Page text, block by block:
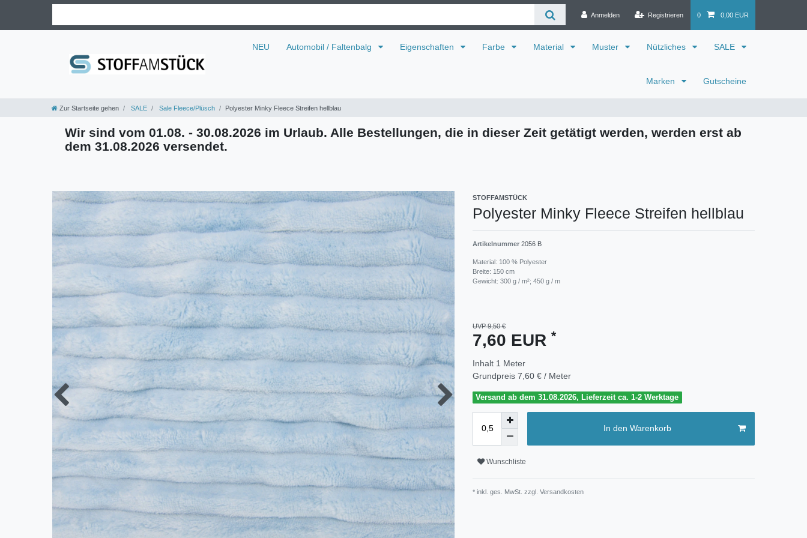
Anmelden Registrieren 0 0,00 EUR
NEU Automobil / Faltenbalg Eigenschaften Farbe Material Muster Nützliches SALE
Marken Gutscheine
Zur Startseite gehen SALE Sale Fleece/Plüsch Polyester Minky Fleece Streifen hellblau
Wir sind vom 01.08. - 30.08.2026 im Urlaub. Alle Bestellungen, die in dieser Zeit getätigt werden, werden erst ab
dem 31.08.2026 versendet.
STOFFAMSTÜCK
Polyester Minky Fleece Streifen hellblau
Artikelnummer 2056 B
Material: 100 % Polyester
Breite: 150 cm
Gewicht: 300 g / m²; 450 g / m
UVP 9,50 €
7,60 EUR *
Inhalt 1 Meter
Grundpreis 7,60 € / Meter
Versand ab dem 31.08.2026, Lieferzeit ca. 1-2 Werktage
In den Warenkorb
Wunschliste
* inkl. ges. MwSt. zzgl. Versandkosten